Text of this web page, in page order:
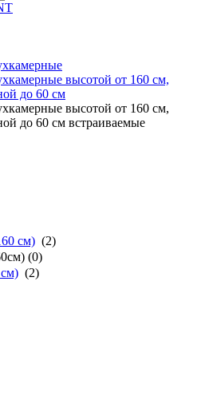
высотой от 160 см,
до 60 см
высотой от 160 см,
до 60 см встраиваемые
см) (2)
(0)
(2)